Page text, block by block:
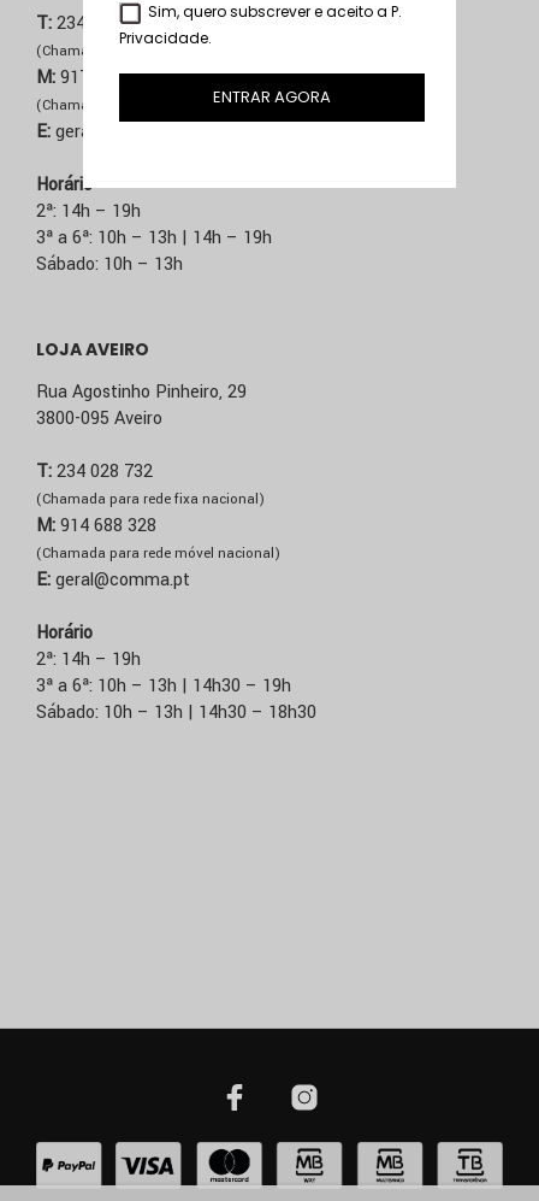
T:234 603 020
(Chamada para rede fixa nacional)
M:917 514 271
(Chamada para rede móvel nacional)
E:geral@comma.pt
Horário
2ª: 14h – 19h
3ª a 6ª: 10h – 13h | 14h – 19h
Sábado: 10h – 13h
LOJA AVEIRO
Rua Agostinho Pinheiro, 29
3800-095 Aveiro
T:234 028 732
(Chamada para rede fixa nacional)
M:914 688 328
(Chamada para rede móvel nacional)
E:geral@comma.pt
Horário
2ª: 14h – 19h
3ª a 6ª: 10h – 13h | 14h30 – 19h
Sábado: 10h – 13h | 14h30 – 18h30
Sim, quero subscrever e aceito a P.
Privacidade.
ENTRAR AGORA